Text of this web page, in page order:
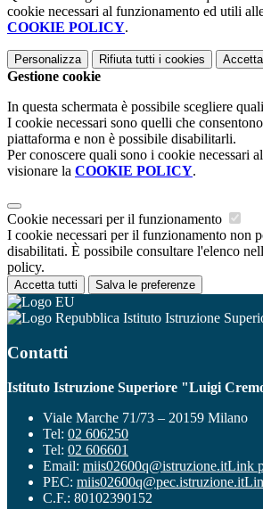
cookie necessari al funzionamento ed utili
COOKIE POLICY.
Personalizza Rifiuta tutti i cookies
Gestione cookie
In questa schermata è possibile scegliere
I cookie necessari sono quelli che
piattaforma e non è possibile disabilitarli.
Per conoscere quali sono i cookie necessari
visionare la COOKIE POLICY.
Cookie necessari per il funzionamento
I cookie necessari per il funzionamento non
disabilitati. È possibile consultare l'elenco
policy.
Accetta tutti Salva le preferenze
Istituto Istruzione
Contatti
Istituto Istruzione Superiore "Luigi
Viale Marche 71/73 – 20159 Milano
Tel: 02 606250
Tel: 02 606601
Email: miis02600q@istruzione.itLink
PEC: miis02600q@pec.istruzione.it
C.F.: 80102390152